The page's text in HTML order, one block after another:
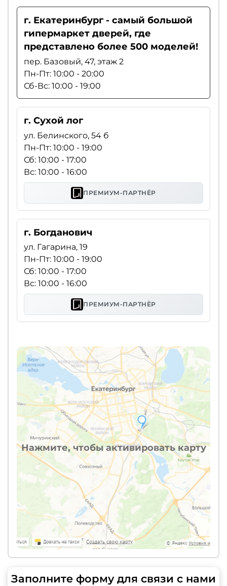
Нажмите, чтобы активировать карту
г. Екатеринбург - самый большой
гипермаркет дверей, где
представлено более 500 моделей!
пер. Базовый, 47, этаж 2
Пн-Пт: 10:00 - 20:00
Сб-Вс: 10:00 - 19:00
г. Сухой лог
ул. Белинского, 54 б
Пн-Пт: 10:00 - 19:00
Сб: 10:00 - 17:00
Вс: 10:00 - 16:00
ПРЕМИУМ-ПАРТНЁР
г. Богданович
ул. Гагарина, 19
Пн-Пт: 10:00 - 19:00
Сб: 10:00 - 17:00
Вс: 10:00 - 16:00
ПРЕМИУМ-ПАРТНЁР
Заполните форму для связи с нами